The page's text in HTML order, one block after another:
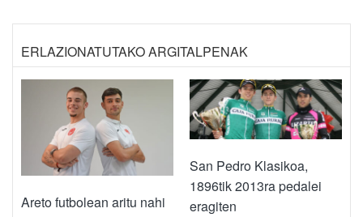
ERLAZIONATUTAKO ARGITALPENAK
Areto futbolean aritu nahi
San Pedro Klasikoa,
1896tik 2013ra pedalei
eragiten